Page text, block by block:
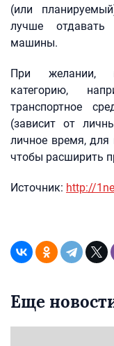
(или
лучше отдавать
машины.
При желании,
категорию,
транспортное
(зависит от
личное время, для
чтобы расширить
Источник: http://
Еще